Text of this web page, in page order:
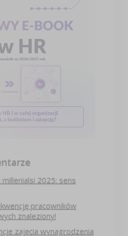
millenialsi 2025: sens
pracowników
znaleziony!
zajęcia wynagrodzenia